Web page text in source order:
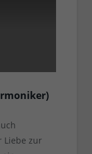
Liebe zur